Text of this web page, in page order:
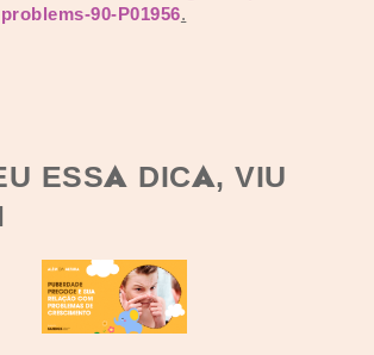
90-P01956.
ESSA DICA, VIU